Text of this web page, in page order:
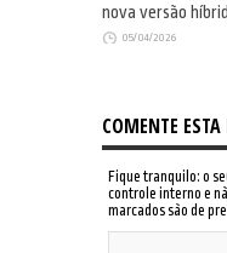
nova versão
05/04/2026
COMENTE
Fique tranquilo: o
controle interno e
marcados são de